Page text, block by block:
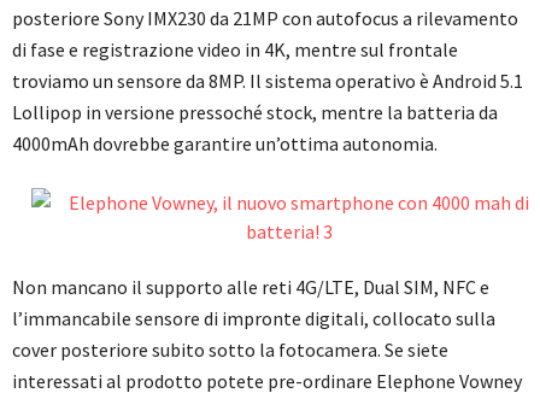
posteriore Sony IMX230 da 21MP con autofocus a rilevamento
di fase e registrazione video in 4K, mentre sul frontale
troviamo un sensore da 8MP. Il sistema operativo è Android 5.1
Lollipop in versione pressoché stock, mentre la batteria da
4000mAh dovrebbe garantire un’ottima autonomia.
Non mancano il supporto alle reti 4G/LTE, Dual SIM, NFC e
l’immancabile sensore di impronte digitali, collocato sulla
cover posteriore subito sotto la fotocamera. Se siete
interessati al prodotto potete pre-ordinare Elephone Vowney